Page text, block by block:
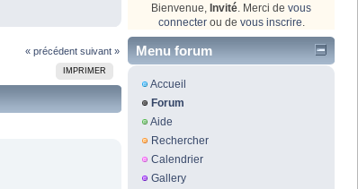
« précédent suivant »
IMPRIMER
Bienvenue, Invité . Merci de vous
connecterou de vous inscrire
Menu forum
Accueil
Forum
Aide
Rechercher
Calendrier
Gallery